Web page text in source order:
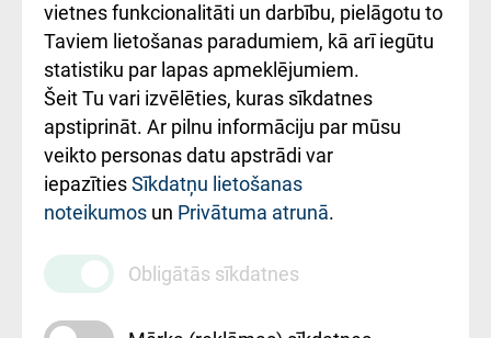
Rēķinu apmaksas
ceļvedis
Rekvizīti un
ārstniecības
iestādes kods
010000234
Maksas
pakalpojumu
cenrādis
vietnes funkcionalitāti un darbību, pielāgotu to
Taviem lietošanas paradumiem, kā arī iegūtu
statistiku par lapas apmeklējumiem.
Šeit Tu vari izvēlēties, kuras sīkdatnes
apstiprināt. Ar pilnu informāciju par mūsu
veikto personas datu apstrādi var
iepazītiesSīkdatņu lietošanas
noteikumos un Privātuma atrunā.
Obligātās sīkdatnes